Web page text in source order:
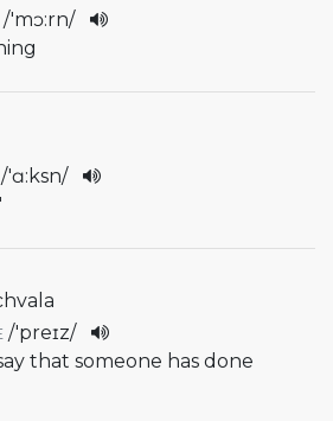
/'mɔ:rn/
/'ɑ:ksn/
/'preɪz/
that someone has done